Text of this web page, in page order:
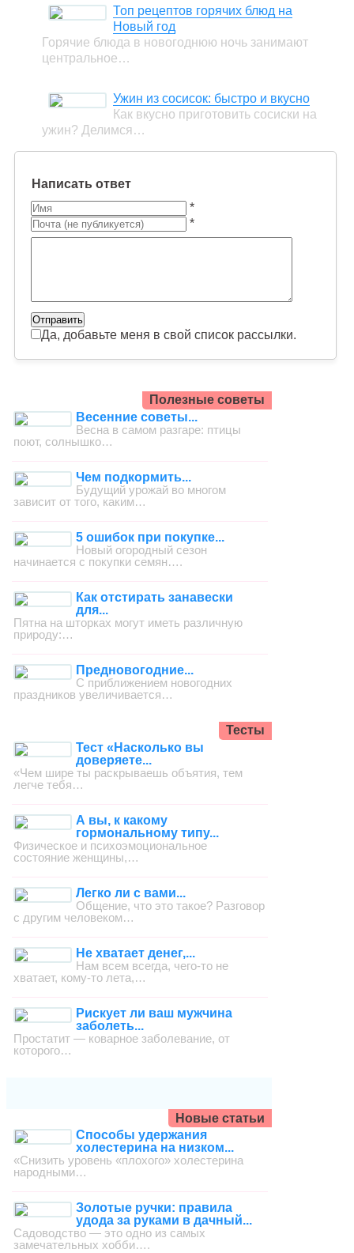
Топ рецептов горячих блюд на
Новый год
Горячие блюда в новогоднюю ночь занимают
центральное…
Ужин из сосисок: быстро и вкусно
Как вкусно приготовить сосиски на
ужин? Делимся…
Написать ответ
*
*
Да, добавьте меня в свой список рассылки.
Полезные советы
Весенние советы...
Весна в самом разгаре: птицы
поют, солнышко…
Чем подкормить...
Будущий урожай во многом
зависит от того, каким…
5 ошибок при покупке...
Новый огородный сезон
начинается с покупки семян….
Как отстирать занавески
для...
Пятна на шторках могут иметь различную
природу:…
Предновогодние...
С приближением новогодних
праздников увеличивается…
Тесты
Тест «Насколько вы
доверяете...
«Чем шире ты раскрываешь объятия, тем
легче тебя…
А вы, к какому
гормональному типу...
Физическое и психоэмоциональное
состояние женщины,…
Легко ли с вами...
Общение, что это такое? Разговор
с другим человеком…
Не хватает денег,...
Нам всем всегда, чего-то не
хватает, кому-то лета,…
Рискует ли ваш мужчина
заболеть...
Простатит — коварное заболевание, от
которого…
Новые статьи
Способы удержания
холестерина на низком...
«Снизить уровень «плохого» холестерина
народными…
Золотые ручки: правила
удода за руками в дачный...
Садоводство — это одно из самых
замечательных хобби….